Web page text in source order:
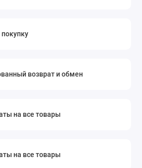
возврат и обмен
на все товары
на все товары